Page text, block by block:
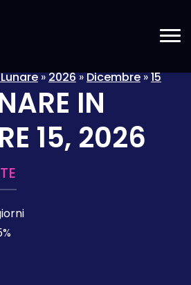
»2026»Dicembre»15
IN
15, 2026